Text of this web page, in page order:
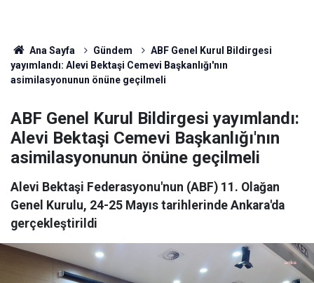
Ana Sayfa Gündem
ABF Genel Kurul Bildirgesi
yayımlandı: Alevi Bektaşi Cemevi Başkanlığı'nın
asimilasyonunun önüne geçilmeli
ABF Genel Kurul Bildirgesi yayımlandı:
Alevi Bektaşi Cemevi Başkanlığı'nın
asimilasyonunun önüne geçilmeli
Alevi Bektaşi Federasyonu'nun (ABF) 11. Olağan
Genel Kurulu, 24-25 Mayıs tarihlerinde Ankara'da
gerçekleştirildi